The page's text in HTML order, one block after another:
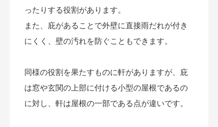
ったりする役割があります。
また、庇があることで外壁に直接雨だれが付き
にくく、壁の汚れを防ぐこともできます。
同様の役割を果たすものに軒がありますが、庇
は窓や玄関の上部に付ける小型の屋根であるの
に対し、軒は屋根の一部である点が違いです。